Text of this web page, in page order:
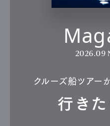
2026.09
クルーズ船ツアー
行き